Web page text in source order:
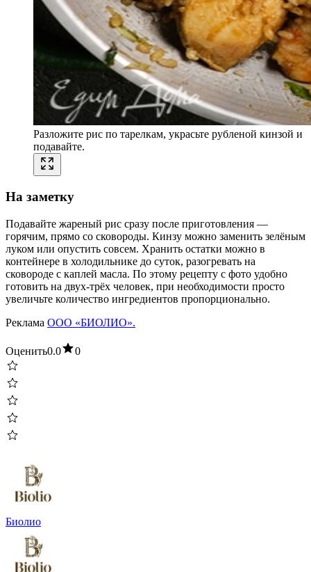
Разложите рис по тарелкам, украсьте рубленой кинзой и
подавайте.
На заметку
Подавайте жареный рис сразу после приготовления —
горячим, прямо со сковороды. Кинзу можно заменить зелёным
луком или опустить совсем. Хранить остатки можно в
контейнере в холодильнике до суток, разогревать на
сковороде с каплей масла. По этому рецепту с фото удобно
готовить на двух-трёх человек, при необходимости просто
увеличьте количество ингредиентов пропорционально.
Реклама ООО «БИОЛИО».
Оценить0.0 0
Биолио